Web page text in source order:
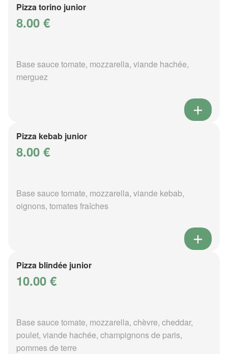
Pizza torino junior
8.00 €
Base sauce tomate, mozzarella, viande hachée,
merguez
Pizza kebab junior
8.00 €
Base sauce tomate, mozzarella, viande kebab,
oignons, tomates fraîches
Pizza blindée junior
10.00 €
Base sauce tomate, mozzarella, chèvre, cheddar,
poulet, viande hachée, champignons de paris,
pommes de terre